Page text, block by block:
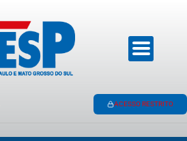
ACESSO RESTRITO